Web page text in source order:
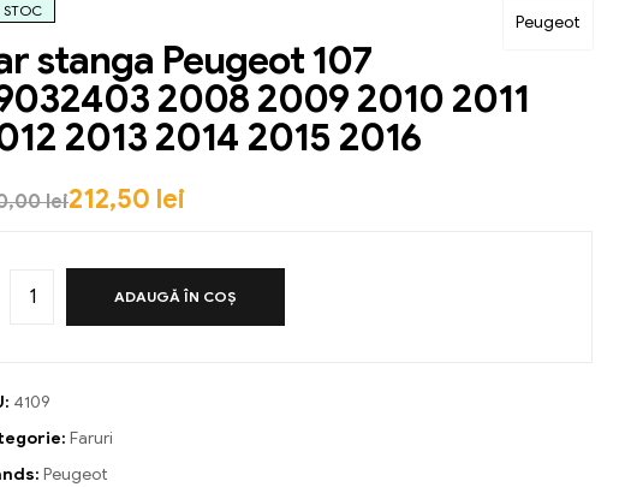
Peugeot
STOC
stanga Peugeot 107
2008 2009 2010 2011
2013 2014 2015 2016
lei212,50 lei
ADAUGĂ ÎN COȘ
4109
Faruri
Peugeot